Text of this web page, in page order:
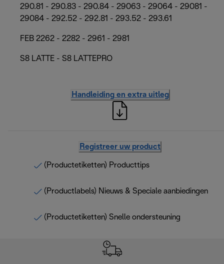
290.81 - 290.83 - 290.84 - 29063 - 29064 - 29081 -
29084 - 292.52 - 292.81 - 293.52 - 293.61
FEB 2262 - 2282 - 2961 - 2981
S8 LATTE - S8 LATTEPRO
Handleiding en extra uitleg
Registreer uw product
(Productetiketten) Producttips
(Productlabels) Nieuws & Speciale aanbiedingen
(Productetiketten) Snelle ondersteuning